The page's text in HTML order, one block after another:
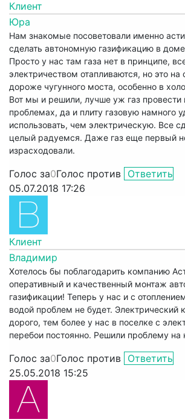
Клиент
Юра
Нам знакомые посоветовали именно
сделать автономную газификацию в
Просто у нас там газа нет в принципе,
электричеством отапливаются, но это
дороже чугунного моста, особенно в
Вот мы и решили, лучше уж газ провести
проблемах, да и плиту газовую намного
использовать, чем электрическую. Все
целый радуемся. Даже газ еще первый
израсходовали.
Голос за0Голос против Ответить
05.07.2018 17:26
Клиент
Владимир
Хотелось бы поблагодарить компанию
оперативный и качественный монтаж
газификации! Теперь у нас и с
водой проблем не будет. Электрический
дорого, тем более у нас в поселке с
перебои постоянно. Решили проблему на
Голос за0Голос против Ответить
25.05.2018 15:25